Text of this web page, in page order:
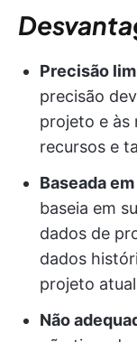
Precisão
precisão
projeto e às
recursos e
Baseada
baseia em
dados de
dados
projeto
Não